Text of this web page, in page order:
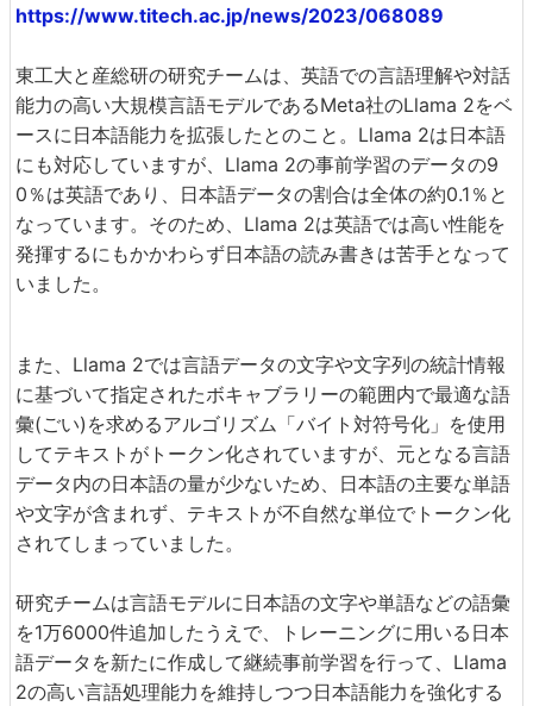
https://www.titech.ac.jp/news/2023/068089
東工大と産総研の研究チームは、英語での言語理解や対話
能力の高い大規模言語モデルであるMeta社のLlama 2をベ
ースに日本語能力を拡張したとのこと。Llama 2は日本語
にも対応していますが、Llama 2の事前学習のデータの9
0％は英語であり、日本語データの割合は全体の約0.1％と
なっています。そのため、Llama 2は英語では高い性能を
発揮するにもかかわらず日本語の読み書きは苦手となって
いました。
また、Llama 2では言語データの文字や文字列の統計情報
に基づいて指定されたボキャブラリーの範囲内で最適な語
彙(ごい)を求めるアルゴリズム「バイト対符号化」を使用
してテキストがトークン化されていますが、元となる言語
データ内の日本語の量が少ないため、日本語の主要な単語
や文字が含まれず、テキストが不自然な単位でトークン化
されてしまっていました。
研究チームは言語モデルに日本語の文字や単語などの語彙
を1万6000件追加したうえで、トレーニングに用いる日本
語データを新たに作成して継続事前学習を行って、Llama
2の高い言語処理能力を維持しつつ日本語能力を強化する